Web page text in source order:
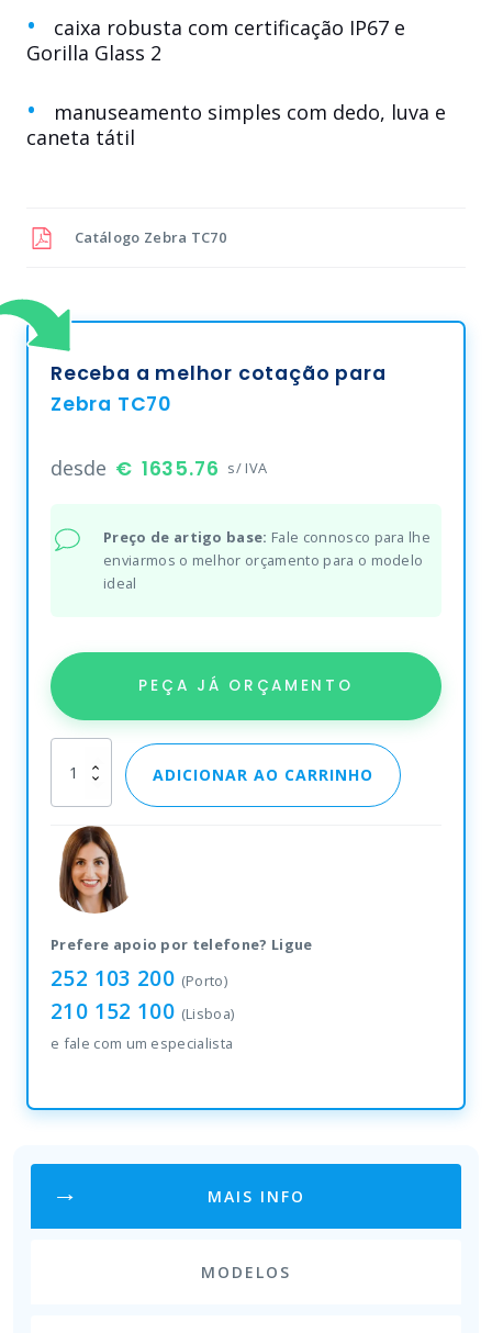
caixa robusta com certificação IP67 e
Gorilla Glass 2
manuseamento simples com dedo, luva e
caneta tátil
Catálogo Zebra TC70
Receba a melhor cotação para
Zebra TC70
desde 1635.76 s/ IVA
Preço de artigo base: Fale connosco para lhe
enviarmos o melhor orçamento para o modelo
ideal
PEÇA JÁ ORÇAMENTO
ADICIONAR AO CARRINHO
Prefere apoio por telefone? Ligue
252 103 200 (Porto)
210 152 100 (Lisboa)
e fale com um especialista
MAIS INFO
MODELOS